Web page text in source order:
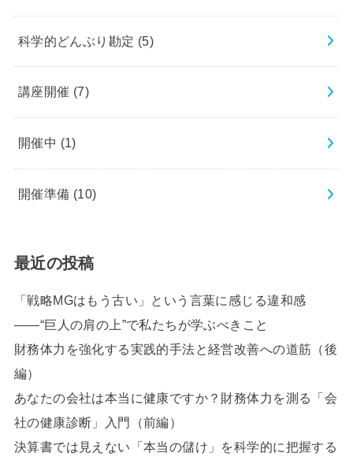
科学的どんぶり勘定 (5)
講座開催 (7)
開催中 (1)
開催準備 (10)
最近の投稿
「戦略MGはもう古い」という言葉に感じる違和感
――“巨人の肩の上”で私たちが学ぶべきこと
財務体力を強化する実践的手法と経営改善への道筋（後
編）
あなたの会社は本当に健康ですか？財務体力を測る「会
社の健康診断」入門（前編）
決算書では見えない「本当の儲け」を科学的に把握する